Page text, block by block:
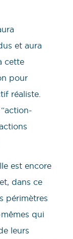
et aura
cette
pour
réaliste.
est encore
dans ce
périmètres
qui
leurs